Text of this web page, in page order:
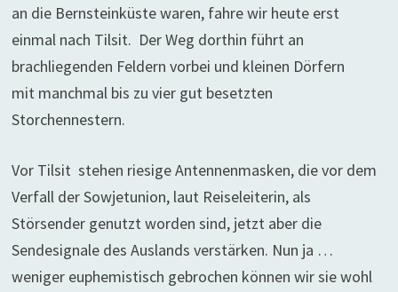
an die Bernsteinküste waren, fahre wir heute erst
einmal nach Tilsit. Der Weg dorthin führt an
brachliegenden Feldern vorbei und kleinen Dörfern
mit manchmal bis zu vier gut besetzten
Storchennestern.
Vor Tilsit stehen riesige Antennenmasken, die vor dem
Verfall der Sowjetunion, laut Reiseleiterin, als
Störsender genutzt worden sind, jetzt aber die
Sendesignale des Auslands verstärken. Nun ja …
weniger euphemistisch gebrochen können wir sie wohl